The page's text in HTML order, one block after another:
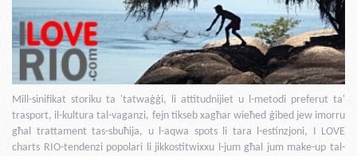
Mill-sinifikat storiku ta 'tatwaġġi, li attitudnijiet u l-metodi preferut ta'
trasport, il-kultura tal-vaganzi, fejn tikseb xagħar wieħed ġibed jew imorru
għal trattament tas-sbuħija, u l-aqwa spots li tara l-estinzjoni, I LOVE
charts RIO-tendenzi popolari li jikkostitwixxu l-jum għal jum make-up tal-